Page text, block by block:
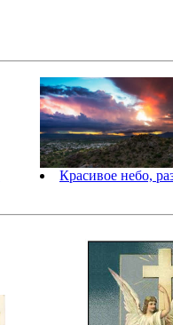
Красивое небо,